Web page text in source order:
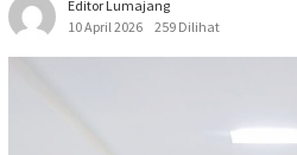
Editor Lumajang
10 April 2026
259 Dilihat